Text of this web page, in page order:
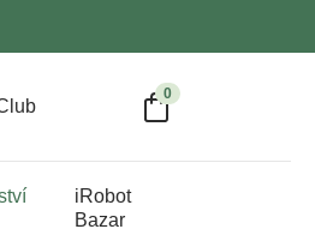
0
iRobot
Bazar